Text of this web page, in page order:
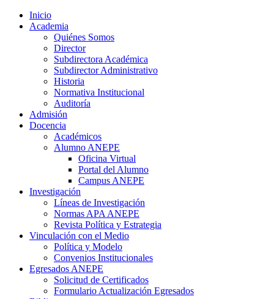
Inicio
Academia
Quiénes Somos
Director
Subdirectora Académica
Subdirector Administrativo
Historia
Normativa Institucional
Auditoría
Admisión
Docencia
Académicos
Alumno ANEPE
Oficina Virtual
Portal del Alumno
Campus ANEPE
Investigación
Líneas de Investigación
Normas APA ANEPE
Revista Política y Estrategia
Vinculación con el Medio
Política y Modelo
Convenios Institucionales
Egresados ANEPE
Solicitud de Certificados
Formulario Actualización Egresados